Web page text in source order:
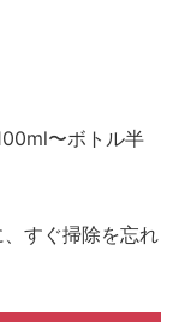
〜ボトル半
すぐ掃除を忘れ